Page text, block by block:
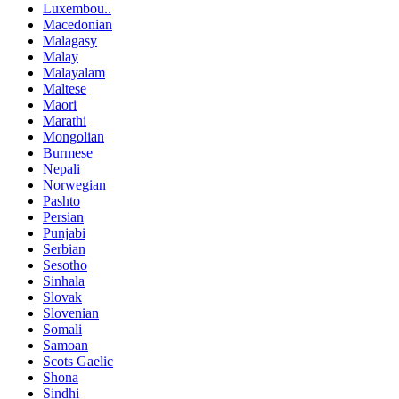
Luxembou..
Macedonian
Malagasy
Malay
Malayalam
Maltese
Maori
Marathi
Mongolian
Burmese
Nepali
Norwegian
Pashto
Persian
Punjabi
Serbian
Sesotho
Sinhala
Slovak
Slovenian
Somali
Samoan
Scots Gaelic
Shona
Sindhi